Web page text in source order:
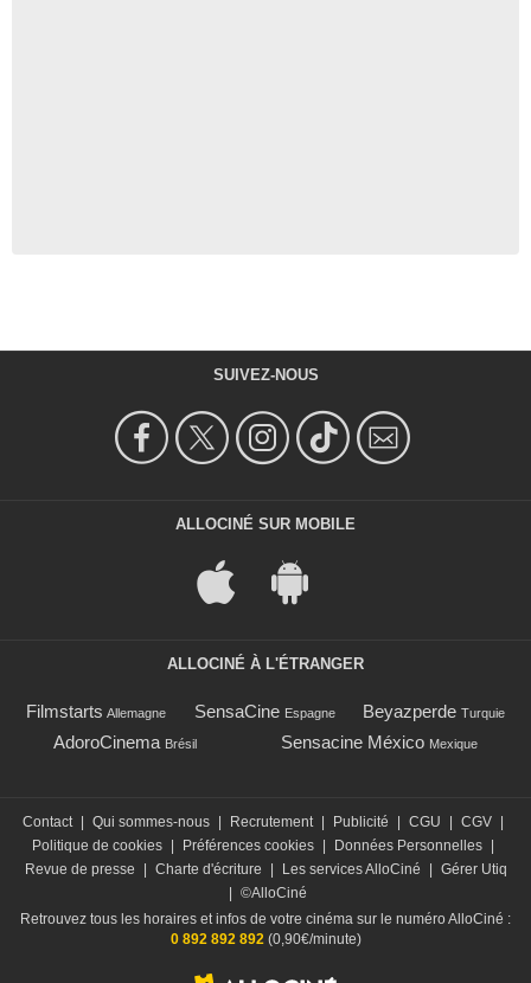
SUIVEZ-NOUS
ALLOCINÉ SUR MOBILE
ALLOCINÉ À L'ÉTRANGER
Filmstarts Allemagne SensaCine Espagne Beyazperde Turquie
AdoroCinema Brésil Sensacine México Mexique
Contact | Qui sommes-nous | Recrutement | Publicité | CGU | CGV |
Politique de cookies | Préférences cookies | Données Personnelles |
Revue de presse
| Charte d'écriture | Les services AlloCiné | Gérer Utiq
| ©AlloCiné
Retrouvez tous les horaires et infos de votre cinéma sur le numéro AlloCiné :
0 892 892 892 (0,90€/minute)